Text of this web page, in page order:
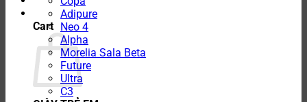
Cart
Adipure
Neo 4
Alpha
Morelia Sala Beta
Future
Ultra
C3